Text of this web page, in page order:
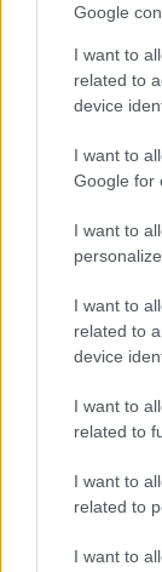
Google
I want to
related to
device
I want to
Google for
I want to
I want to
related to
device
I want to
related to
I want to
related to
I want to
Amikor
szerint
Járdányi
és a
zenekari
Nem,
és ezért